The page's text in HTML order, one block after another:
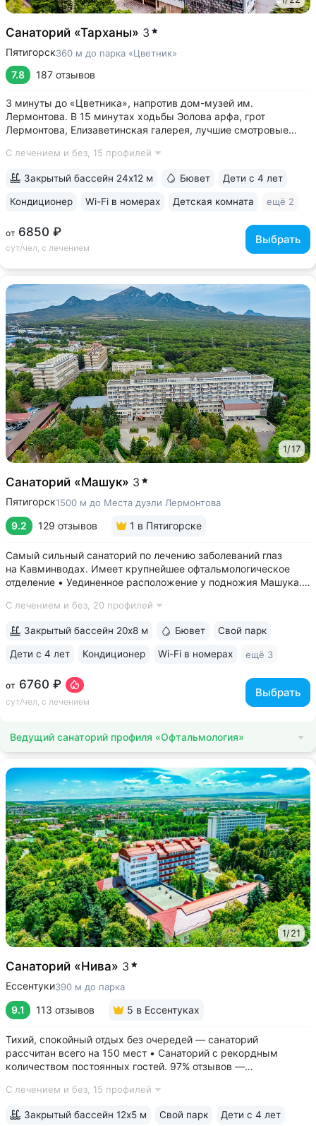
Санаторий «Тарханы» 3
Пятигорск360 м до парка «Цветник»
7.8 187 отзывов
3 минуты до «Цветника», напротив дом-музей им.
Лермонтова. В 15 минутах ходьбы Эолова арфа, грот
Лермонтова, Елизаветинская галерея, лучшие смотровые
напротив санатория, 7 минут прогулки до Центральной
С лечением и без, 15 профилей
от 6850 ₽
сут/чел, с лечением
Выбрать
Закрытый бассейн 24x12 м Бювет Дети с 4 лет
Кондиционер Wi-Fi в номерах Детская комната ещё 2
1/17
Санаторий «Машук» 3
Пятигорск1500 м до Места дуэли Лермонтова
9.2 129 отзывов 1 в Пятигорске
Самый сильный санаторий по лечению заболеваний глаз
на Кавминводах. Имеет крупнейшее офтальмологическое
отделение • Уединенное расположение у подножия Машука.
площадка Ворота любви, начало терренкура вокруг Машука.
С лечением и без, 20 профилей
от 6760 ₽
сут/чел, с лечением
Выбрать
Закрытый бассейн 20х8 м Бювет Свой парк
Дети с 4 лет Кондиционер Wi-Fi в номерах ещё 3
Ведущий санаторий профиля «Офтальмология»
1/21
Санаторий «Нива» 3
Ессентуки390 м до парка
9.1 113 отзывов 5 в Ессентуках
Тихий, спокойный отдых без очередей — санаторий
рассчитан всего на 150 мест • Санаторий с рекордным
количеством постоянных гостей. 97% отзывов —
до Грязелечебницы им. Семашко и бюветов минеральной
С лечением и без, 15 профилей
Закрытый бассейн 12х5 м Свой парк Дети с 4 лет